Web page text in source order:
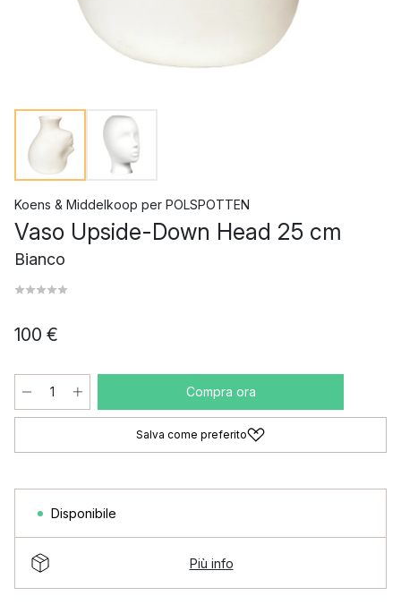
Koens & Middelkoop per POLSPOTTEN
Vaso Upside-Down Head 25 cm
Bianco
100 €
Compra ora
Salva come preferito
Disponibile
Più info